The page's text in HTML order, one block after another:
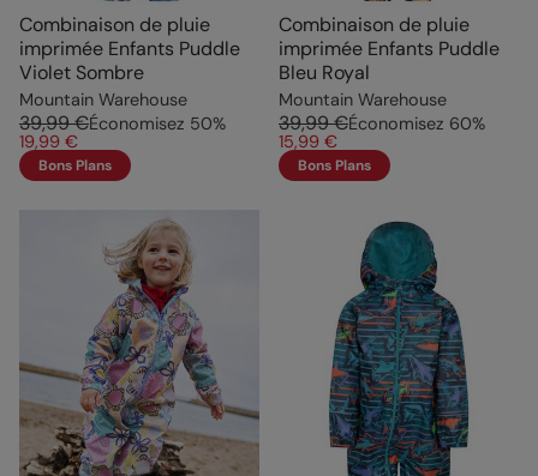
Combinaison de pluie
imprimée Enfants Puddle
Violet Sombre
Mountain Warehouse
39,99 €Économisez 50%
19,99 €
Bons Plans
Combinaison de pluie
imprimée Enfants Puddle
Bleu Royal
Mountain Warehouse
39,99 €Économisez 60%
15,99 €
Bons Plans